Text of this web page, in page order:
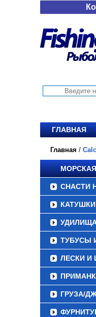
ГЛАВНАЯ
Главная /
СНАСТИ
КАТУШКИ
ТУБУСЫ
ЛЕСКИ И
ГРУЗА/